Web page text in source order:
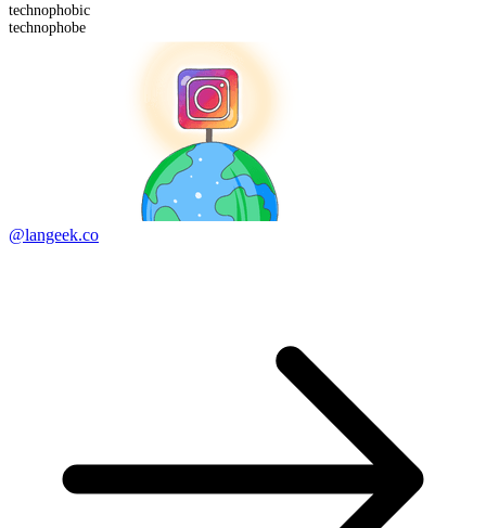
technophobic
technophobe
@langeek.co